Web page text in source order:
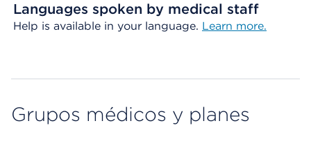
Languages spoken by medical staff
Help is available in your language. Learn more.
Grupos médicos y planes